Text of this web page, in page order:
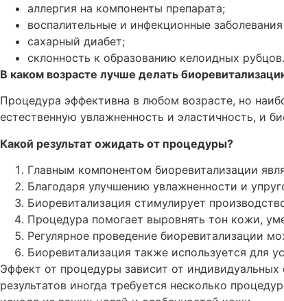
аллергия на компоненты препарата;
воспалительные и инфекционные
сахарный диабет;
склонность к образованию келоидных рубцов.
В каком возрасте лучше делать
Процедура эффективна в любом возрасте, но
естественную увлажненность и эластичность, и
Какой результат ожидать от процедуры?
Главным компонентом биоревитализации
Благодаря улучшению увлажненности и
Биоревитализация стимулирует
Процедура помогает выровнять тон кожи,
Регулярное проведение биоревитализации
Биоревитализация также используется для
Эффект от процедуры зависит от
результатов иногда требуется несколько